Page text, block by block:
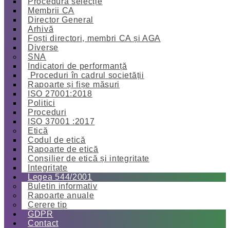
Membrii CA
Director General
Arhivă
Foști directori, membri CA și AGA
Diverse
SNA
Indicatori de performanță
Proceduri în cadrul societății
Rapoarte și fișe măsuri
ISO 27001:2018
Politici
Proceduri
ISO 37001 :2017
Etică
Codul de etică
Rapoarte de etică
Consilier de etică și integritate
Integritate
Legea 544/2001
Buletin informativ
Rapoarte anuale
Cerere tip
GDPR
Contact